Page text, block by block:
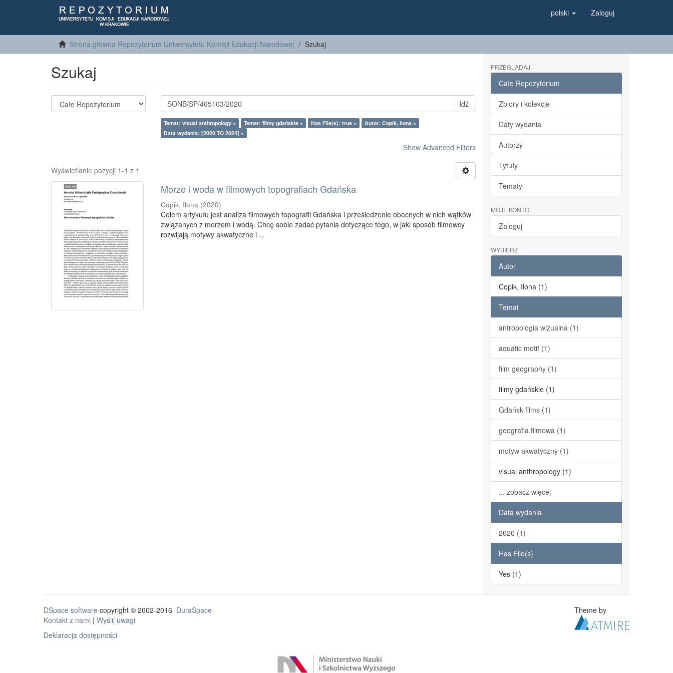
polski Zaloguj
Strona główna Repozytorium Uniwersytetu Komisji Edukacji Narodowej Szukaj
Szukaj
Idź
Temat: visual anthropology × Temat: filmy gdańskie × Has File(s): true ×
Autor: Copik, Ilona ×
Data wydania: [2020 TO 2024] ×
Show Advanced Filters
Wyświetlanie pozycji 1-1 z 1
Morze i woda w filmowych topografiach Gdańska
Copik, Ilona (2020)
Celem artykułu jest analiza filmowych topografii Gdańska i prześledzenie obecnych w nich wątków
związanych z morzem i wodą. Chcę sobie zadać pytania dotyczące tego, w jaki sposób filmowcy
rozwijają motywy akwatyczne i ...
PRZEGLĄDAJ
Całe Repozytorium
Zbiory i kolekcje
Daty wydania
Autorzy
Tytuły
Tematy
MOJE KONTO
Zaloguj
WYBIERZ
Autor
Copik, Ilona (1)
Temat
antropologia wizualna (1)
aquatic motif (1)
film geography (1)
filmy gdańskie (1)
Gdańsk films (1)
geografia filmowa (1)
motyw akwatyczny (1)
visual anthropology (1)
... zobacz więcej
Data wydania
2020 (1)
Has File(s)
Yes (1)
DSpace software copyright © 2002-2016 DuraSpace
Kontakt z nami | Wyślij uwagi
Deklaracja dostępności
Theme by